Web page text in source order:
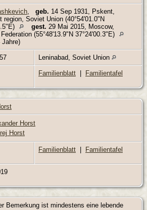
geb. 14 Sep 1931, Pskent,
region, Soviet Union (40°54'01.0"N
gest. 29 Mai 2015, Moscow,
(55°48'13.9"N 37°24'00.3"E)
Jahre)
Leninabad, Soviet Union
Familienblatt | Familientafel
Horst
Horst
Familienblatt | Familientafel
Bemerkung ist mindestens eine lebende